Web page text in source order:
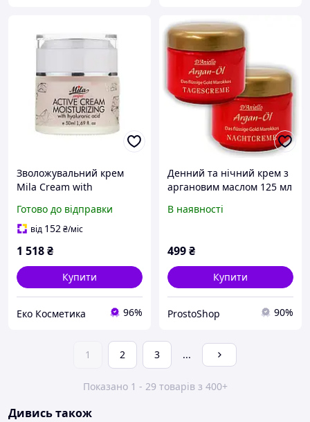
Зволожувальний крем
Mila Cream with
гіалуроновою кислотою
50 мл (3702263069509)
Готово до відправки
від 152₴/міс
1 518₴
Купити
Еко Косметика 96%
Денний та нічний крем з
аргановим маслом 125 мл
В наявності
499₴
Купити
ProstoShop 90%
1 2 3 ...
Показано 1 - 29 товарів з 400+
Дивись також